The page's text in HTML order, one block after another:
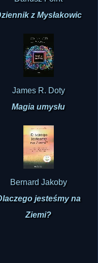
James R. Doty
Magia umysłu
Bernard Jakoby
Dlaczego jesteśmy na
Ziemi?